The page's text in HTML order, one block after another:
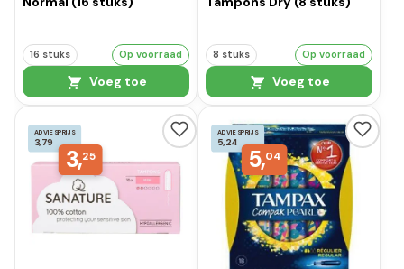
16 stuks Op voorraad
Voeg toe
8 stuks Op voorraad
Voeg toe
ADVIESPRIJS
3,79
3,25
ADVIESPRIJS
5,24
5,04